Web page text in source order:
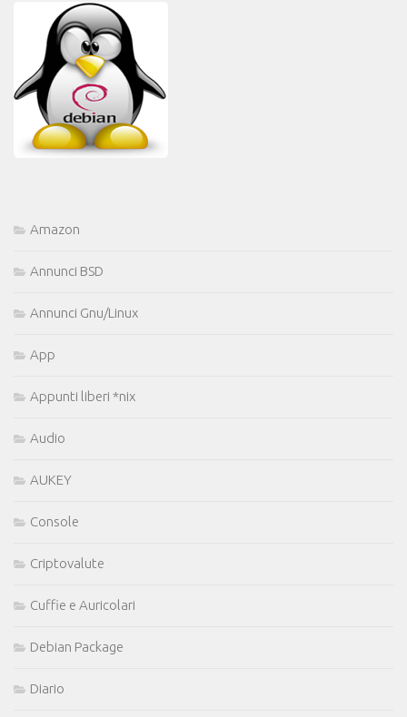
Amazon
Annunci BSD
Annunci Gnu/Linux
App
Appunti liberi *nix
Audio
AUKEY
Console
Criptovalute
Cuffie e Auricolari
Debian Package
Diario